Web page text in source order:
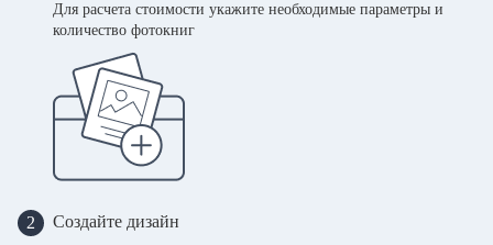
Для расчета стоимости укажите необходимые параметры и
количество фотокниг
2 Создайте дизайн